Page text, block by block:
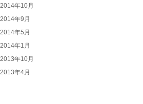
2014年10月
2014年9月
2014年5月
2014年1月
2013年10月
2013年4月